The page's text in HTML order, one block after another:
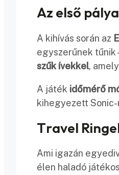
Az első
A kihívás során az
egyszerűnek tűnik
szűk ívekkel,
A játék időmérő
kihegyezett
Travel
Ami igazán
élen haladó